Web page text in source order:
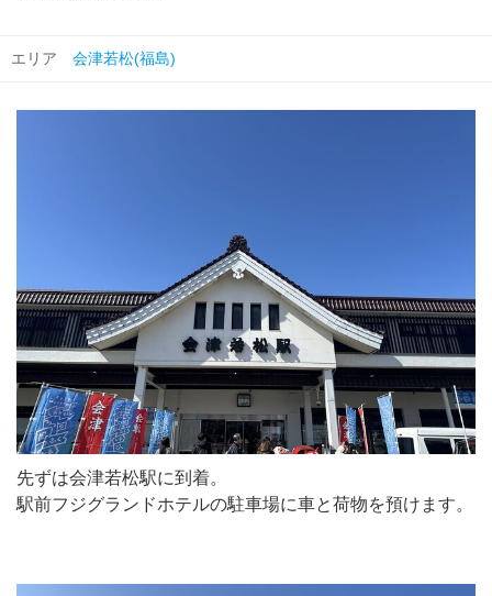
エリア 会津若松(福島)
先ずは会津若松駅に到着。
駅前フジグランドホテルの駐車場に車と荷物を預けます。